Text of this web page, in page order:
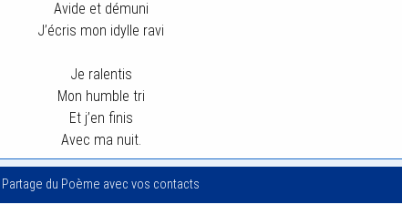
Avide et démuni
J’écris mon idylle ravi
Je ralentis
Mon humble tri
Et j’en finis
Avec ma nuit.
Partage du Poème avec vos contacts